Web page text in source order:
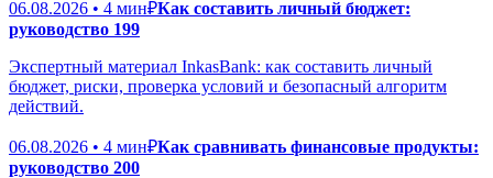
06.08.2026 • 4 мин₽Как составить личный бюджет:
руководство 199
Экспертный материал InkasBank: как составить личный
бюджет, риски, проверка условий и безопасный алгоритм
действий.
06.08.2026 • 4 мин₽Как сравнивать финансовые продукты:
руководство 200